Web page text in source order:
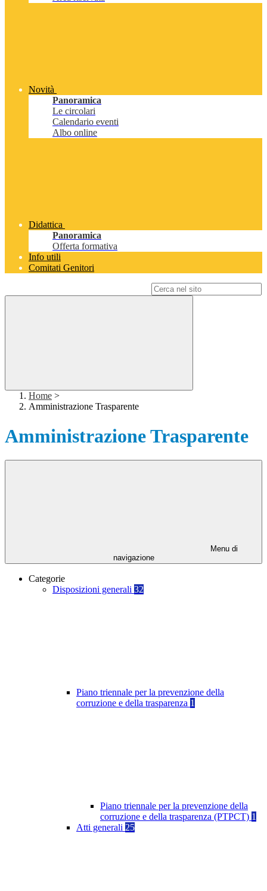
Novità
Panoramica
Le circolari
Calendario eventi
Albo online
Didattica
Panoramica
Offerta formativa
Info utili
Comitati Genitori
Home >
Amministrazione Trasparente
Amministrazione Trasparente
Menu di
navigazione
Categorie
Disposizioni generali 32
Piano triennale per la prevenzione della
corruzione e della trasparenza 1
Piano triennale per la prevenzione della
corruzione e della trasparenza (PTPCT) 1
Atti generali 25